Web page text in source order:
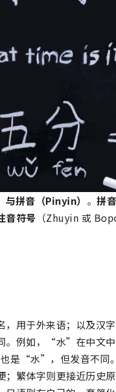
拼音（Pinyin） 。 拼音
音符号 （Zhuyin 或
用于外来语；以及汉
同。例如，“水”在中
“水”，但发音不同。
繁体字则更接近历史